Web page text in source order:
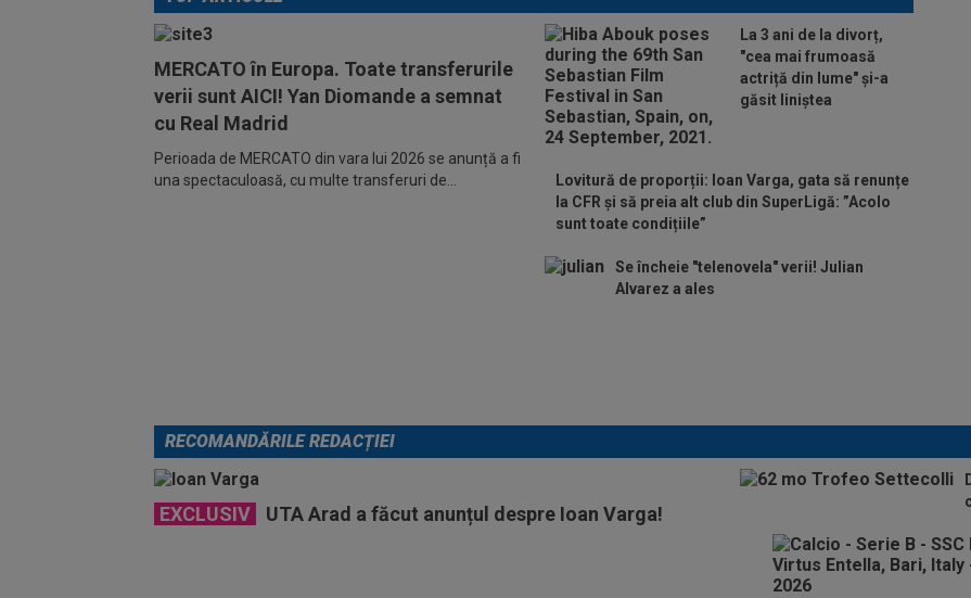
MERCATO în Europa. Toate transferurile
verii sunt AICI! Yan Diomande a semnat
cu Real Madrid
Perioada de MERCATO din vara lui 2026 se anunță a fi
una spectaculoasă, cu multe transferuri de...
La 3 ani de la divorț,
"cea mai frumoasă
actriță din lume" și-a
găsit liniștea
Lovitură de proporții: Ioan Varga, gata să renunțe
la CFR și să preia alt club din SuperLigă: ”Acolo
sunt toate condițiile”
Se încheie "telenovela" verii! Julian
Alvarez a ales
RECOMANDĂRILE REDACȚIEI
EXCLUSIV UTA Arad a făcut anunțul despre Ioan Varga!